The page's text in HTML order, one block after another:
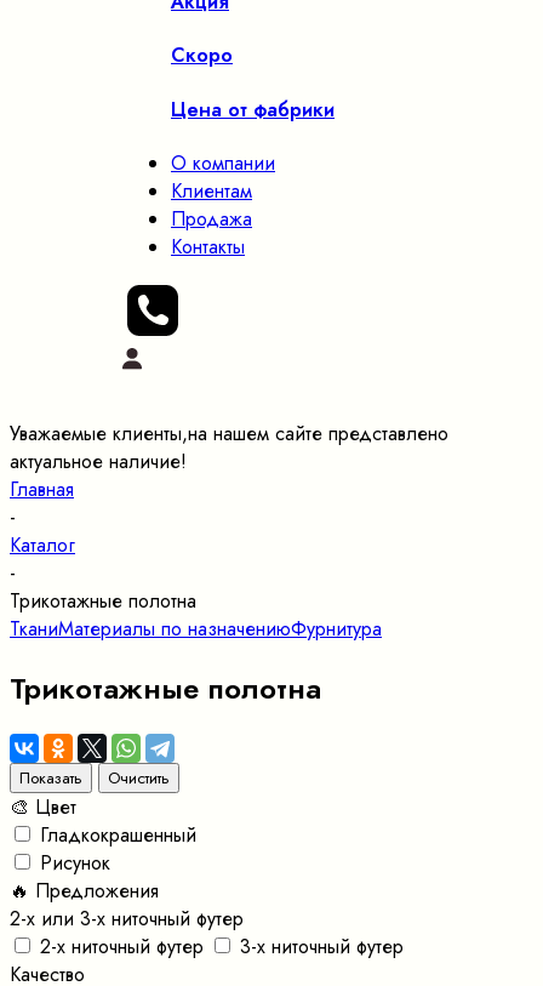
Скоро
Цена от фабрики
О компании
Клиентам
Продажа
Контакты
Уважаемые клиенты,на нашем сайте представлено
актуальное наличие!
Главная
-
Каталог
-
Трикотажные полотна
ТканиМатериалы по назначениюФурнитура
Трикотажные полотна
🎨 Цвет
Гладкокрашенный
Рисунок
🔥 Предложения
2-х или 3-х ниточный футер
2-х ниточный футер
3-х ниточный футер
Качество